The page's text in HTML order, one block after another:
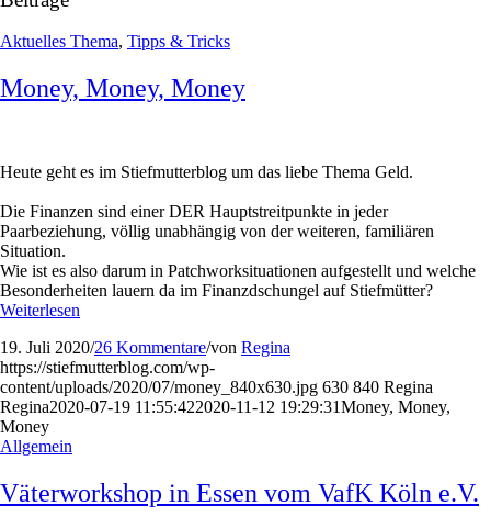
Aktuelles Thema, Tipps & Tricks
Money, Money, Money
Heute geht es im Stiefmutterblog um das liebe Thema Geld.
Die Finanzen sind einer DER Hauptstreitpunkte in jeder
Paarbeziehung, völlig unabhängig von der weiteren, familiären
Situation.
Wie ist es also darum in Patchworksituationen aufgestellt und welche
Besonderheiten lauern da im Finanzdschungel auf Stiefmütter?
Weiterlesen
19. Juli 2020/26 Kommentare/von Regina
https://stiefmutterblog.com/wp-
content/uploads/2020/07/money_840x630.jpg 630 840 Regina
Regina2020-07-19 11:55:422020-11-12 19:29:31Money, Money,
Money
Allgemein
Väterworkshop in Essen vom VafK Köln e.V.